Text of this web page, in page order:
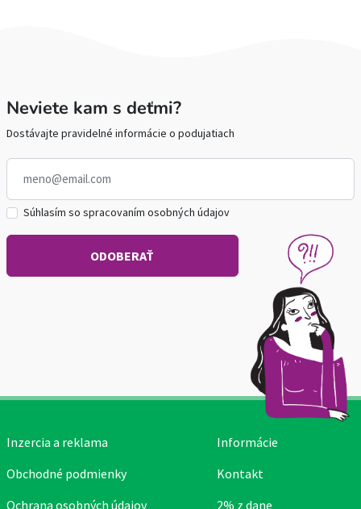
Neviete kam s deťmi?
Dostávajte pravidelné informácie o podujatiach
Súhlasím so spracovaním osobných údajov
Inzercia a reklama
Obchodné podmienky
Ochrana osobných údajov
Informácie
Kontakt
2% z dane